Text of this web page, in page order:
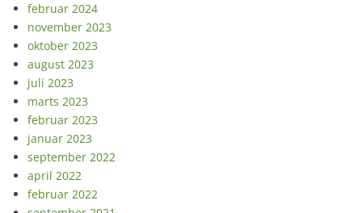
februar 2024
november 2023
oktober 2023
august 2023
juli 2023
marts 2023
februar 2023
januar 2023
september 2022
april 2022
februar 2022